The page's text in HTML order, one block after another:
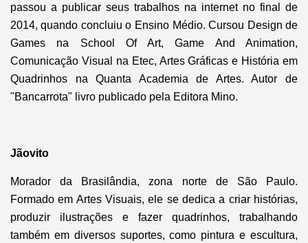
passou a publicar seus trabalhos na internet no final de
2014, quando concluiu o Ensino Médio. Cursou Design de
Games na School Of Art, Game And Animation,
Comunicação Visual na Etec, Artes Gráficas e História em
Quadrinhos na Quanta Academia de Artes. Autor de
"Bancarrota" livro publicado pela Editora Mino.
Jãovito
Morador da Brasilândia, zona norte de São Paulo.
Formado em Artes Visuais, ele se dedica a criar histórias,
produzir ilustrações e fazer quadrinhos, trabalhando
também em diversos suportes, como pintura e escultura,